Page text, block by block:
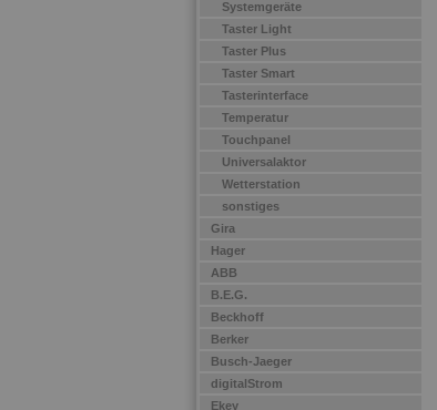
Systemgeräte
Taster Light
Taster Plus
Taster Smart
Tasterinterface
Temperatur
Touchpanel
Universalaktor
Wetterstation
sonstiges
Gira
Hager
ABB
B.E.G.
Beckhoff
Berker
Busch-Jaeger
digitalStrom
Ekey